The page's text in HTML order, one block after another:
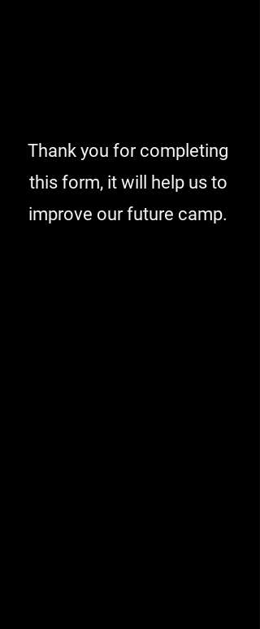
Thank you for completing
this form, it will help us to
improve our future camp.